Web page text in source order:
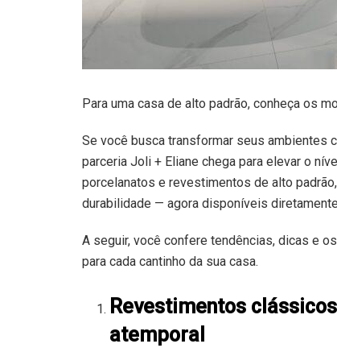
Para uma casa de alto padrão, conheça os
Se você busca transformar seus ambientes
parceria Joli + Eliane chega para elevar o
porcelanatos e revestimentos de alto
durabilidade — agora disponíveis
A seguir, você confere tendências, dicas e
para cada cantinho da sua casa.
Revestimentos
atemporal